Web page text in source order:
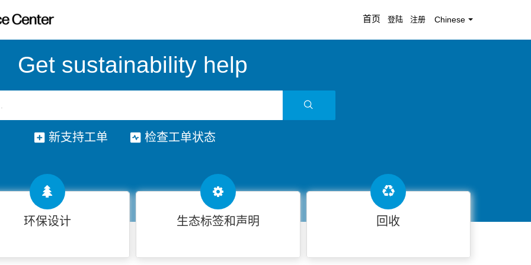
首页 Chinese
登陆 注册
Get sustainability help
新支持工单 检查工单状态
环保设计 生态标签和声明 回收